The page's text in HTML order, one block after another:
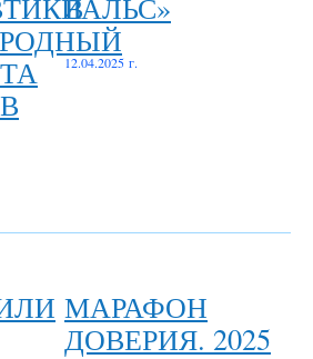
12.04.2025 г.
МАРАФОН
ДОВЕРИЯ. 2025